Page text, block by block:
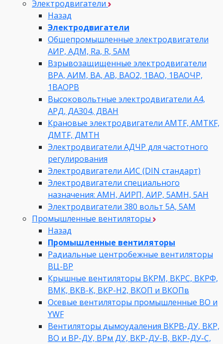
Электродвигатели
Назад
Электродвигатели
Общепромышленные электродвигатели
АИР, АДМ, Ra, R, 5AM
Взрывозащищенные электродвигатели
ВРА, АИМ, ВА, АВ, ВАO2, 1ВАО, 1ВАОЧР,
1ВАОРВ
Высоковольтные электродвигатели A4,
АРД, ДАЗ04, ДВАН
Крановые электродвигатели AMTF, AMTKF,
ДMTF, ДМТН
Электродвигатели АДЧР для частотного
регулирования
Электродвигатели АИС (DIN стандарт)
Электродвигатели специального
назначения: АМН, АИРП, АИР, 5АМН, 5АН
Электродвигатели 380 вольт 5А, 5АМ
Промышленные вентиляторы
Назад
Промышленные вентиляторы
Радиальные центробежные вентиляторы
ВЦ-ВР
Крышные вентиляторы ВКРМ, ВКРС, ВКРФ,
ВМК, ВКВ-К, ВКР-Н2, ВКОП и ВКОПв
Осевые вентиляторы промышленные ВО и
YWF
Вентиляторы дымоудаления ВКРВ-ДУ, ВКР,
ВО и ВР-ДУ, ВРм ДУ, ВКР-ДУ-В, ВКР-ДУ-С,